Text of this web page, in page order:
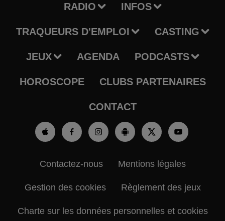
RADIO INFOS
TRAQUEURS D'EMPLOI CASTING
JEUX AGENDA PODCASTS
HOROSCOPE CLUBS PARTENAIRES
CONTACT
Contactez-nous Mentions légales
Gestion des cookies Règlement des jeux
Charte sur les données personnelles et cookies